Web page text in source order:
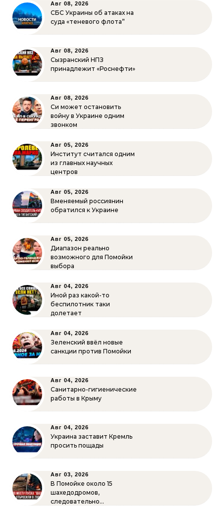
Авг 08, 2026
СБС Украины об атаках на
суда «теневого флота”
Авг 08, 2026
Сызранский НПЗ
принадлежит «Роснефти»
Авг 08, 2026
Си может остановить
войну в Украине одним
звонком
Авг 05, 2026
Институт считался одним
из главных научных
центров
Авг 05, 2026
Вменяемый россиянин
обратился к Украине
Авг 05, 2026
Диапазон реально
возможного для Помойки
выбора
Авг 04, 2026
Иной раз какой-то
беспилотник таки
долетает
Авг 04, 2026
Зеленский ввёл новые
санкции против Помойки
Авг 04, 2026
Санитарно-гигиенические
работы в Крыму
Авг 04, 2026
Украина заставит Кремль
просить пощады
Авг 03, 2026
В Помойке около 15
шахедодромов,
следовательно…